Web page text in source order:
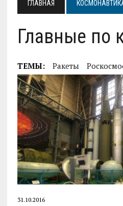
ГЛАВНАЯ
Главные по
ТЕМЫ: Ракеты
31.10.2016